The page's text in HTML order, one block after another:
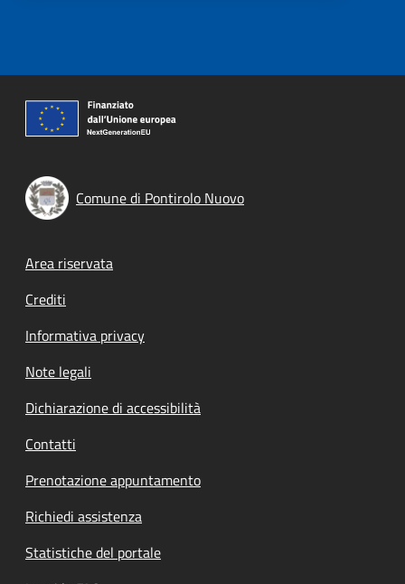
Comune di Pontirolo Nuovo
Footer menu
Area riservata
Crediti
Informativa privacy
Note legali
Dichiarazione di accessibilità
Contatti
Prenotazione appuntamento
Richiedi assistenza
Statistiche del portale